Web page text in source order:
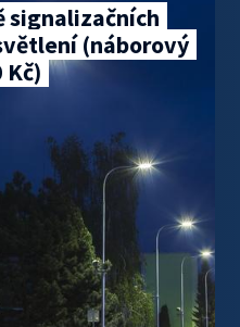
signalizačních
(náborový
Kč)